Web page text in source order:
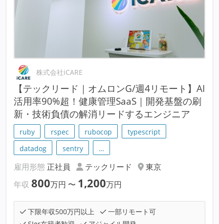
株式会社iCARE
【テックリード｜オムロンG/週4リモート】AI
活用率90%超！健康管理SaaS｜開発基盤の刷
新・技術負債の解消リードするエンジニア
ruby rspec rubocop
typescript
datadog
sentry …
雇用形態 正社員 テックリード
東京
年収 800万円 〜 1,200万円
下限年収500万円以上
一部リモート可